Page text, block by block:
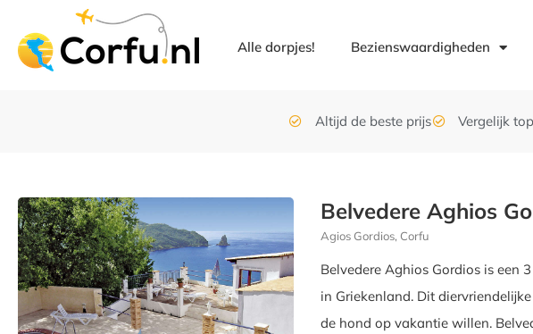
Alle dorpjes! Bezienswaardigheden
Altijd de beste prijs Vergelijk
Belvedere Aghios
Agios Gordios, Corfu
Belvedere Aghios Gordios is een
in Griekenland. Dit
de hond op vakantie willen.